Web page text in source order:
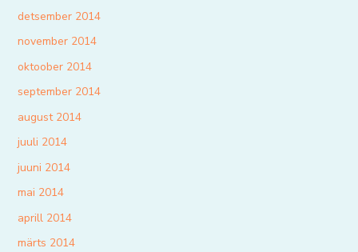
detsember 2014
november 2014
oktoober 2014
september 2014
august 2014
juuli 2014
juuni 2014
mai 2014
aprill 2014
märts 2014